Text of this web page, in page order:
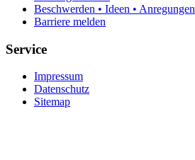
Beschwerden • Ideen • Anregungen
Barriere melden
Service
Impressum
Datenschutz
Sitemap